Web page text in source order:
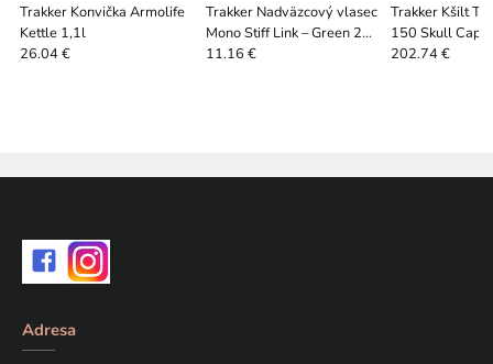
Trakker Konvička Armolife
Kettle 1,1l
26.04 €
Trakker Nadväzcový vlasec
Mono Stiff Link – Green 20
m
11.16 €
Trakker Kšilt
150 Skull Cap
202.74 €
Adresa